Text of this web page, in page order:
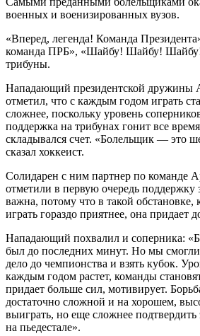
военных и военизированных вузов.
«Вперед, легенда! Команда
команда ПРБ», «Шайбу! Шайбу!
трибуны.
Нападающий президентской дружины
отметил, что с каждым годом играть
сложнее, поскольку уровень
поддержка на трибунах гонит все
складывался счет. «Болельщик — это
сказал хоккеист.
Солидарен с ним партнер по команде
отметили в первую очередь поддержку
важна, потому что в такой обстановке,
играть гораздо приятнее, она придает
Нападающий похвалил и соперника:
был до последних минут. Но мы смогли
дело до чемпионства и взять кубок.
каждым годом растет, команды
придает больше сил, мотивирует.
достаточно сложной и на хорошем,
выиграть, но еще сложнее подтвердить
на пьедестале».